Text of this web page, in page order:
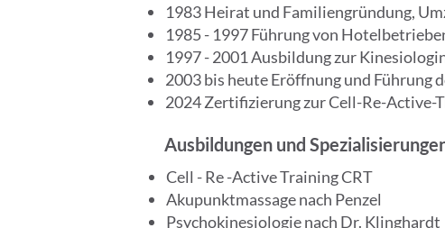
1983 Heirat und Familiengründung,
1985 - 1997 Führung von
1997 - 2001 Ausbildung zur
2003 bis heute Eröffnung und Führung
2024 Zertifizierung zur Cell-Re-Active-
Ausbildungen und
Cell - Re -Active Training CRT
Akupunktmassage nach Penzel
Psychokinesiologie nach Dr. Klinghardt